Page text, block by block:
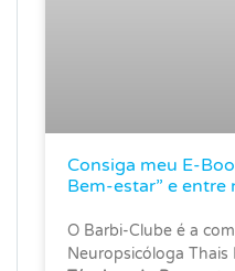
Consiga meu E-
Bem-estar” e entre
O Barbi-Clube é a
Neuropsicóloga Thais